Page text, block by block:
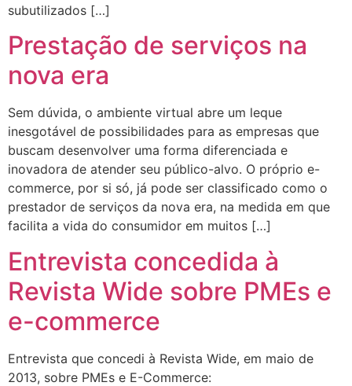
subutilizados […]
Prestação de serviços na
nova era
Sem dúvida, o ambiente virtual abre um leque
inesgotável de possibilidades para as empresas que
buscam desenvolver uma forma diferenciada e
inovadora de atender seu público-alvo. O próprio e-
commerce, por si só, já pode ser classificado como o
prestador de serviços da nova era, na medida em que
facilita a vida do consumidor em muitos […]
Entrevista concedida à
Revista Wide sobre PMEs e
e-commerce
Entrevista que concedi à Revista Wide, em maio de
2013, sobre PMEs e E-Commerce: